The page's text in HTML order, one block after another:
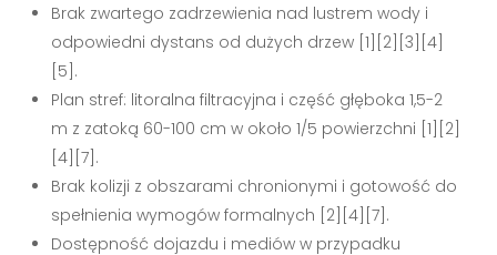
Brak zwartego zadrzewienia nad lustrem wody i
odpowiedni dystans od dużych drzew [1][2][3][4]
[5].
Plan stref: litoralna filtracyjna i część głęboka 1,5-2
m z zatoką 60-100 cm w około 1/5 powierzchni [1][2]
[4][7].
Brak kolizji z obszarami chronionymi i gotowość do
spełnienia wymogów formalnych [2][4][7].
Dostępność dojazdu i mediów w przypadku